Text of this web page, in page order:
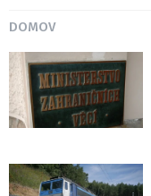
DOMOV